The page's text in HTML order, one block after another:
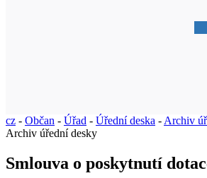
cz - Občan - Úřad - Úřední deska - Archiv
Archiv úřední desky
Smlouva o poskytnutí